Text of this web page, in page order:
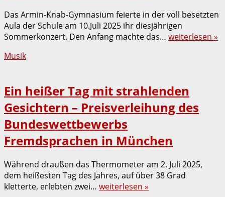
Das Armin-Knab-Gymnasium feierte in der voll besetzten
Aula der Schule am 10.Juli 2025 ihr diesjährigen
Sommerkonzert. Den Anfang machte das… weiterlesen »
Musik
Ein heißer Tag mit strahlenden
Gesichtern – Preisverleihung des
Bundeswettbewerbs
Fremdsprachen in München
Während draußen das Thermometer am 2. Juli 2025,
dem heißesten Tag des Jahres, auf über 38 Grad
kletterte, erlebten zwei… weiterlesen »